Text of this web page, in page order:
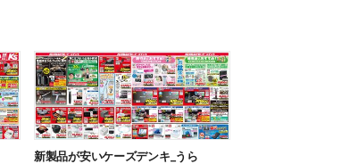
新製品が安いケーズデンキ_うら